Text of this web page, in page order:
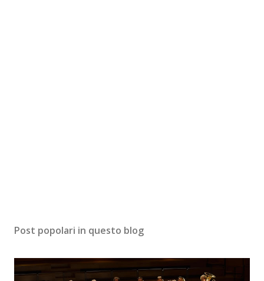
Post popolari in questo blog